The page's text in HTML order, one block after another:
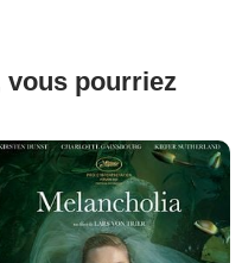
vous pourriez